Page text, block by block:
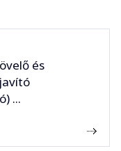
és
...